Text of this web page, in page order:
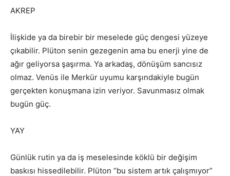
AKREP
İlişkide ya da birebir bir meselede güç dengesi yüzeye
çıkabilir. Plüton senin gezegenin ama bu enerji yine de
ağır geliyorsa şaşırma. Ya arkadaş, dönüşüm sancısız
olmaz. Venüs ile Merkür uyumu karşındakiyle bugün
gerçekten konuşmana izin veriyor. Savunmasız olmak
bugün güç.
YAY
Günlük rutin ya da iş meselesinde köklü bir değişim
baskısı hissedilebilir. Plüton “bu sistem artık çalışmıyor”